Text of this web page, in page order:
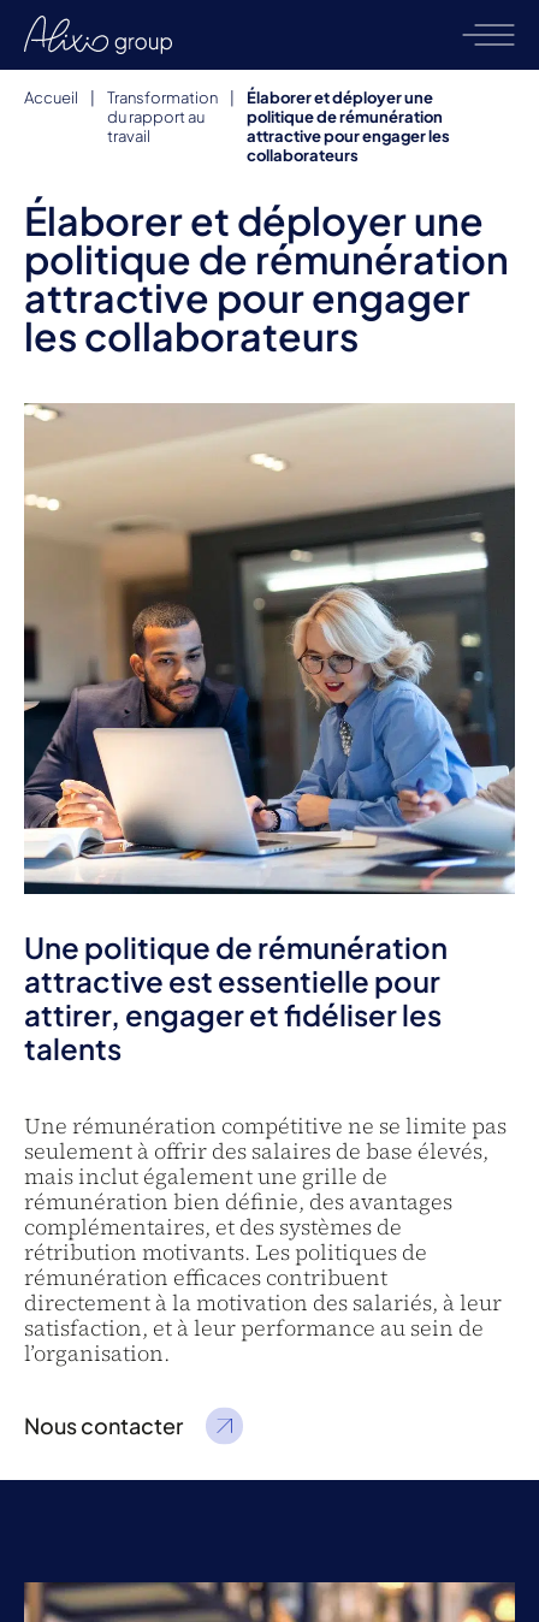
Accueil
Transformation
du rapport au
travail
Élaborer et déployer une
politique de rémunération
attractive pour engager les
collaborateurs
Élaborer et déployer une
politique de rémunération
attractive pour engager
les collaborateurs
Une politique de rémunération
attractive est essentielle pour
attirer, engager et fidéliser les
talents
Une rémunération compétitive ne se limite pas
seulement à offrir des salaires de base élevés,
mais inclut également une grille de
rémunération bien définie, des avantages
complémentaires, et des systèmes de
rétribution motivants. Les politiques de
rémunération efficaces contribuent
directement à la motivation des salariés, à leur
satisfaction, et à leur performance au sein de
l’organisation.
Nous contacter